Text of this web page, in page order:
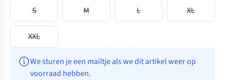
S
M L XL
XXL
We sturen je een mailtje als we dit artikel weer op
voorraad hebben.